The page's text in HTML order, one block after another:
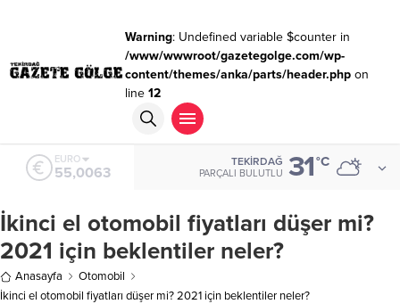
Warning: Undefined variable $counter in
/www/wwwroot/gazetegolge.com/wp-
content/themes/anka/parts/header.phpon
line 12
ALTIN
6.543,59
TEKIRDAĞ
PARÇALI BULUTLU 31°C
İkinci el otomobil fiyatları düşer mi?
2021 için beklentiler neler?
Anasayfa
Otomobil
İkinci el otomobil fiyatları düşer mi? 2021 için beklentiler neler?